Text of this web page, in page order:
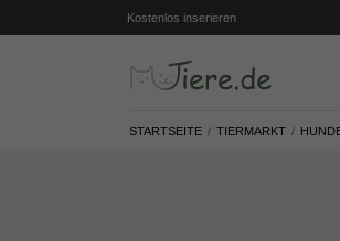
Kostenlos inserieren
STARTSEITE TIERMARKT